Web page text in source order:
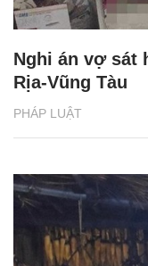
PHÁP LUẬT
Nghi án vợ sát
Rịa-Vũng Tàu